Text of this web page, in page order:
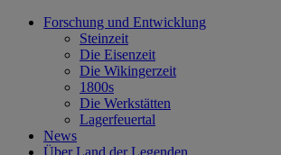
Skip
Forschung und Entwicklung
Steinzeit
Die Eisenzeit
Die Wikingerzeit
1800s
Die Werkstätten
Lagerfeuertal
News
Über Land der Legenden